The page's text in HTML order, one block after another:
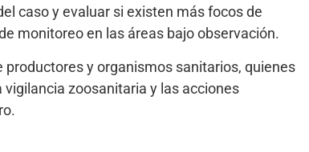
caso y evaluar si existen más focos de
monitoreo en las áreas bajo observación.
y organismos sanitarios, quienes
zoosanitaria y las acciones